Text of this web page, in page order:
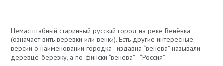
Немасштабный старинный русский город на реке Венёвка
(означает вить веревки или венки). Есть другие интересные
версии о наименовании городка - издавна “венева” называли
деревце-березку, а по-фински “венёва” - “Россия”.